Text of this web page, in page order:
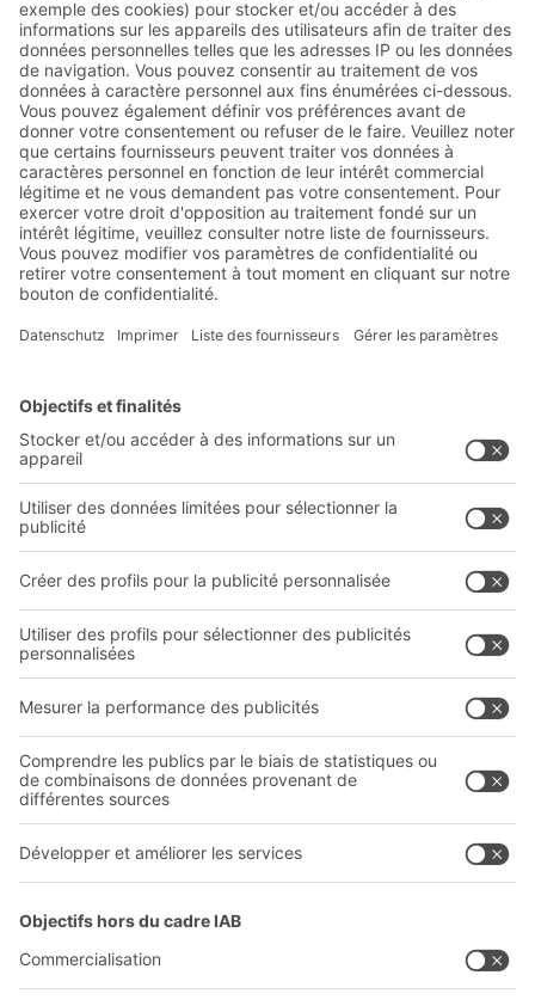
Abonnez-vous à la lettre
d'information de BITO :
Actualités de l'entrepôt et de
la logistique
Réductions exclusives
Innovations
S'inscrire à la newsletter
Solutions intralogistiques
Bacs en matière plastique
Systèmes de rayonnages
Systèmes de transport interne
Formulaire de contact
Entreprise
Qui sommes-nous ?
Sites internationaux
Sites de production
Carrières
Follow us
ABIT O
YOUR LIFE.